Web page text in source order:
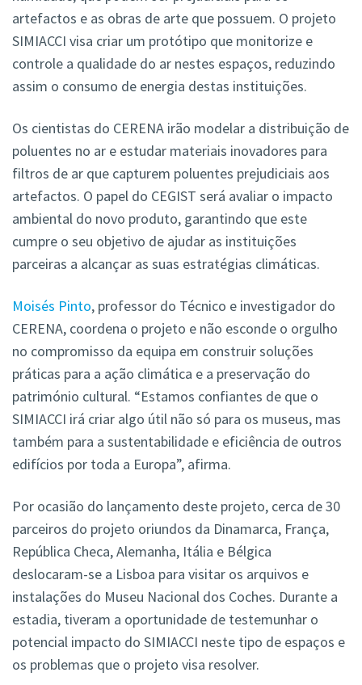
artefactos e as obras de arte que possuem. O projeto
SIMIACCI visa criar um protótipo que monitorize e
controle a qualidade do ar nestes espaços, reduzindo
assim o consumo de energia destas instituições.
Os cientistas do CERENA irão modelar a distribuição de
poluentes no ar e estudar materiais inovadores para
filtros de ar que capturem poluentes prejudiciais aos
artefactos. O papel do CEGIST será avaliar o impacto
ambiental do novo produto, garantindo que este
cumpre o seu objetivo de ajudar as instituições
parceiras a alcançar as suas estratégias climáticas.
Moisés Pinto, professor do Técnico e investigador do
CERENA, coordena o projeto e não esconde o orgulho
no compromisso da equipa em construir soluções
práticas para a ação climática e a preservação do
património cultural. “Estamos confiantes de que o
SIMIACCI irá criar algo útil não só para os museus, mas
também para a sustentabilidade e eficiência de outros
edifícios por toda a Europa”, afirma.
Por ocasião do lançamento deste projeto, cerca de 30
parceiros do projeto oriundos da Dinamarca, França,
República Checa, Alemanha, Itália e Bélgica
deslocaram-se a Lisboa para visitar os arquivos e
instalações do Museu Nacional dos Coches. Durante a
estadia, tiveram a oportunidade de testemunhar o
potencial impacto do SIMIACCI neste tipo de espaços e
os problemas que o projeto visa resolver.